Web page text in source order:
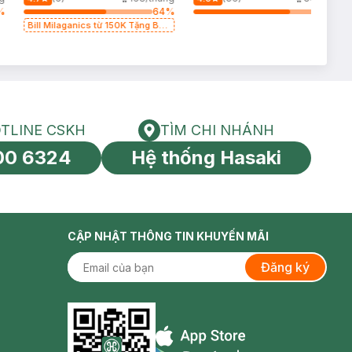
64%
Bill Milaganics từ 150K Tặng Bột
toàn cầu
HOTLINE CSKH
CSKH
6324
Tìm chi nhánh
TÌM CHI NHÁNH
Hệ thống Hasaki
CẬP NHẬT THÔNG TIN KHUYẾN MÃI
Đăng ký